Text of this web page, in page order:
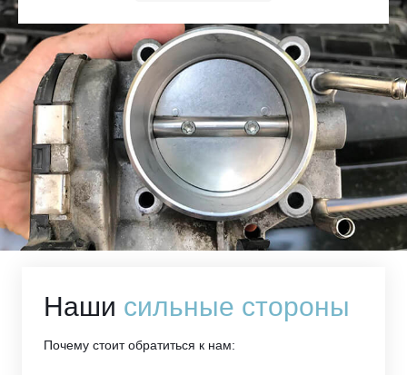
Наши сильные стороны
Почему стоит обратиться к нам: